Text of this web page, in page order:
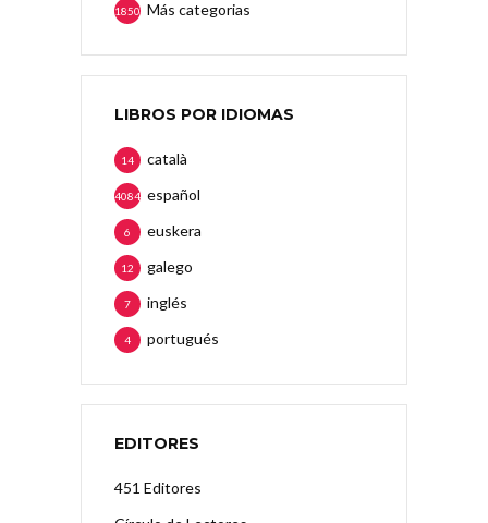
Más categorias
1850
LIBROS POR IDIOMAS
català
14
español
4084
euskera
6
galego
12
inglés
7
portugués
4
EDITORES
451 Editores